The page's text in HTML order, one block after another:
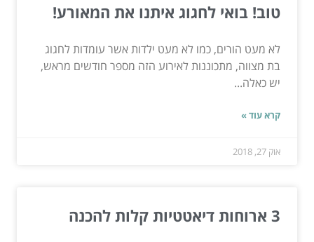
טוב! בואי לחגוג איתנו את המאורע!
לא מעט הורים, כמו לא מעט ילדות אשר עומדות לחגוג
בת מצווה, מתכוננות לאירוע הזה מספר חודשים מראש,
יש כאלה...
קרא עוד »
אוק 27, 2018
3 ארוחות דיאטטיות קלות להכנה